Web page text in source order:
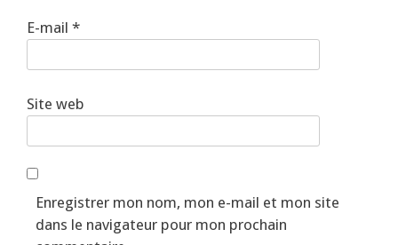
E-mail *
Site web
Enregistrer mon nom, mon e-mail et mon site
dans le navigateur pour mon prochain